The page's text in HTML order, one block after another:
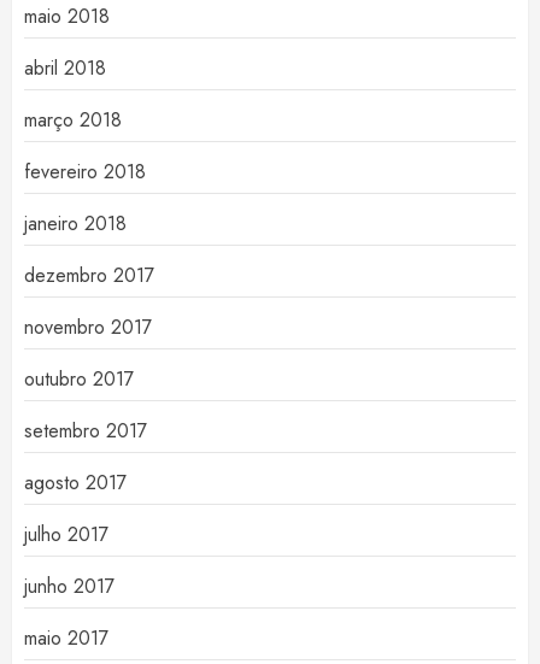
maio 2018
abril 2018
março 2018
fevereiro 2018
janeiro 2018
dezembro 2017
novembro 2017
outubro 2017
setembro 2017
agosto 2017
julho 2017
junho 2017
maio 2017